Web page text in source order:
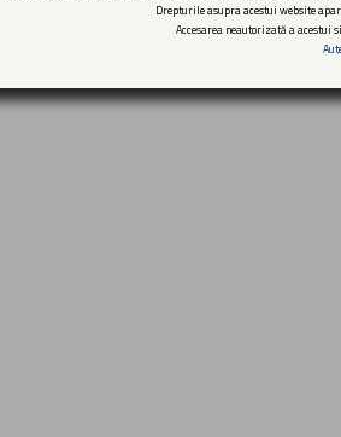
Drepturile asupra acestui website
Accesarea neautorizată a acestui